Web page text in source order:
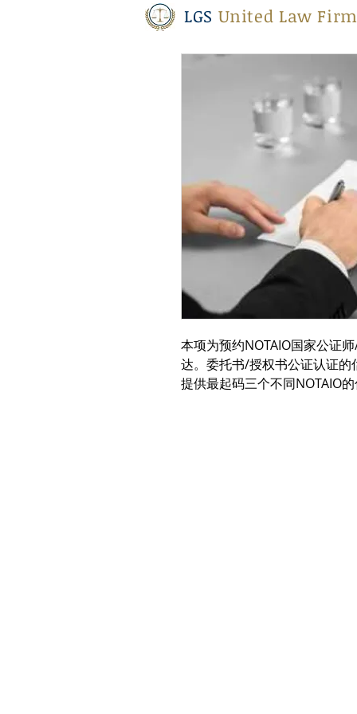
LGS United Law
本项为预约NOTAIO国家公证
达。委托书/授权书公证认证
提供最起码三个不同NOTAIO